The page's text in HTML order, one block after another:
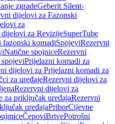
zgradeGeberit Silent-
dijelovi za Fazonski
za
dijelovi za RevizijeSuperTube
fazonski komadiSpojeviRezervni
Natične spojniceRezervni
spojeviPrijelazni komadi za
dijelovi za Prijelazni komadi za
za uređajeRezervni dijelovi za
Rezervni dijelovi za
za priključak uređajaRezervni
uređajaPriborCijevne
ČepoviBrtvePotrošni